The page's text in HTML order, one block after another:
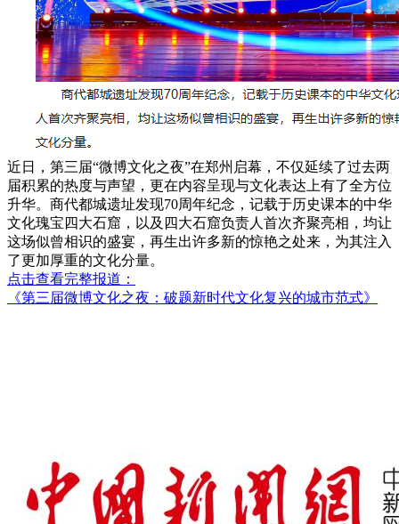
近日，第三届“微博文化之夜”在郑州启幕，不仅延续了过去两
届积累的热度与声望，更在内容呈现与文化表达上有了全方位
升华。商代都城遗址发现70周年纪念，记载于历史课本的中华
文化瑰宝四大石窟，以及四大石窟负责人首次齐聚亮相，均让
这场似曾相识的盛宴，再生出许多新的惊艳之处来，为其注入
了更加厚重的文化分量。
点击查看完整报道：
《第三届微博文化之夜：破题新时代文化复兴的城市范式》